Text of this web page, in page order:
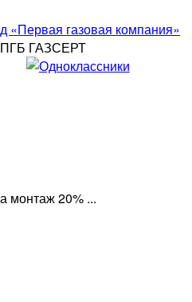
«Первая газовая компания»
ПГБ ГАЗСЕРТ
монтаж 20% ...